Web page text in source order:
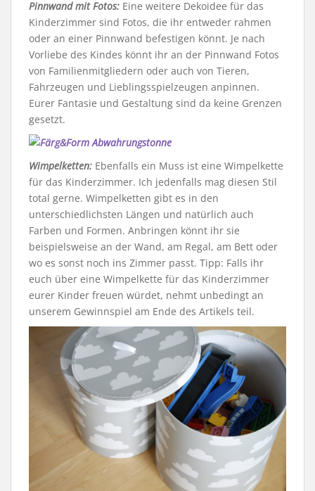
Pinnwand mit Fotos: Eine weitere Dekoidee für das
Kinderzimmer sind Fotos, die ihr entweder rahmen
oder an einer Pinnwand befestigen könnt. Je nach
Vorliebe des Kindes könnt ihr an der Pinnwand Fotos
von Familienmitgliedern oder auch von Tieren,
Fahrzeugen und Lieblingsspielzeugen anpinnen.
Eurer Fantasie und Gestaltung sind da keine Grenzen
gesetzt.
Wimpelketten: Ebenfalls ein Muss ist eine Wimpelkette
für das Kinderzimmer. Ich jedenfalls mag diesen Stil
total gerne. Wimpelketten gibt es in den
unterschiedlichsten Längen und natürlich auch
Farben und Formen. Anbringen könnt ihr sie
beispielsweise an der Wand, am Regal, am Bett oder
wo es sonst noch ins Zimmer passt. Tipp: Falls ihr
euch über eine Wimpelkette für das Kinderzimmer
eurer Kinder freuen würdet, nehmt unbedingt an
unserem Gewinnspiel am Ende des Artikels teil.